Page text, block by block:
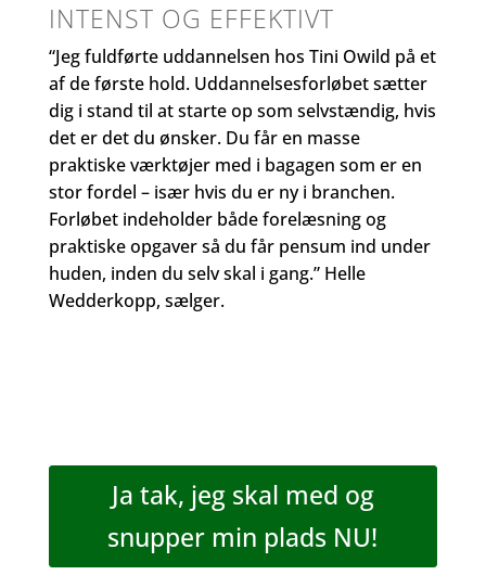
INTENST OG EFFEKTIVT
“Jeg fuldførte uddannelsen hos Tini Owild på et
af de første hold. Uddannelsesforløbet sætter
dig i stand til at starte op som selvstændig, hvis
det er det du ønsker. Du får en masse
praktiske værktøjer med i bagagen som er en
stor fordel – især hvis du er ny i branchen.
Forløbet indeholder både forelæsning og
praktiske opgaver så du får pensum ind under
huden, inden du selv skal i gang.” Helle
Wedderkopp, sælger.
Ja tak, jeg skal med og
snupper min plads NU!